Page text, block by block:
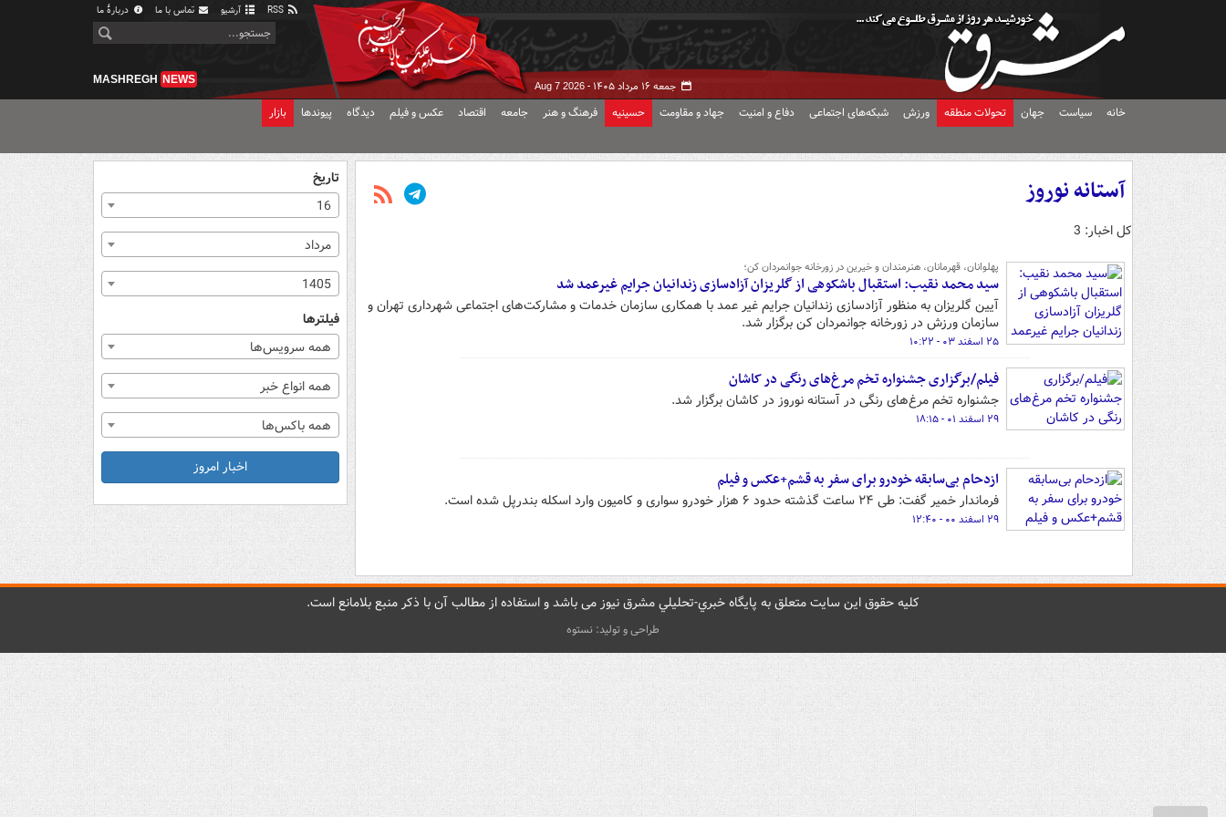
آرشیو تماس با ما دربارهٔ ما
جمعه ۱۶ مرداد ۱۴۰۵ - Aug 7 2026
MASHREGH NEWS
خانه سیاست جهان تحولات منطقه ورزش شبکه‌های اجتماعی دفاع و امنیت جهاد و مقاومت حسینیه فرهنگ و هنر جامعه اقتصاد عکس و فیلم دیدگاه پیوندها بازار
آستانه نوروز
کل اخبار: 3
پهلوانان، قهرمانان، هنرمندان و خیرین در زورخانه جوانمردان کن؛
سید محمد نقیب: استقبال باشکوهی از گلریزان آزادسازی زندانیان جرایم غیرعمد شد
آیین گلریزان به منظور آزادسازی زندانیان جرایم غیر عمد با همکاری سازمان خدمات و مشارکت‌های اجتماعی شهرداری تهران و
سازمان ورزش در زورخانه جوانمردان کن برگزار شد.
۲۵ اسفند ۰۳ - ۱۰:۲۲
فیلم/برگزاری جشنواره تخم مرغ‌های رنگی در کاشان
جشنواره تخم مرغ‌های رنگی در آستانه نوروز در کاشان برگزار شد.
۲۹ اسفند ۰۱ - ۱۸:۱۵
ازدحام بی‌سابقه خودرو برای سفر به قشم+عکس و فیلم
فرماندار خمیر گفت: طی ۲۴ ساعت گذشته حدود ۶ هزار خودرو سواری و کامیون وارد اسکله بندرپل شده است.
۲۹ اسفند ۰۰ - ۱۲:۴۰
تاریخ
16
مرداد
1405
فیلترها
همه سرویس‌ها
همه انواع خبر
همه باکس‌ها
اخبار امروز
کليه حقوق اين سايت متعلق به پایگاه خبري-تحليلي مشرق نيوز می باشد و استفاده از مطالب آن با ذکر منبع بلامانع است.
طراحی و تولید: نستوه